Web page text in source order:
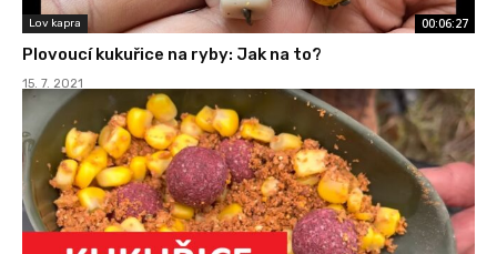
Lov kapra 00:06:27
Plovoucí kukuřice na ryby: Jak na to?
15. 7. 2021